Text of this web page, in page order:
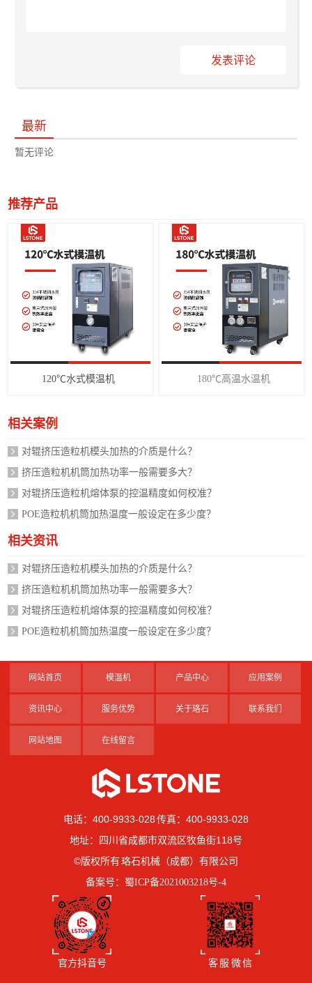
发表评论
最新
暂无评论
推荐产品
120℃水式模温机 180℃高温水温机
相关案例
对辊挤压造粒机模头加热的介质是什么？
挤压造粒机机筒加热功率一般需要多大？
对辊挤压造粒机熔体泵的控温精度如何校准？
POE造粒机机筒加热温度一般设定在多少度？
相关资讯
对辊挤压造粒机模头加热的介质是什么？
挤压造粒机机筒加热功率一般需要多大？
对辊挤压造粒机熔体泵的控温精度如何校准？
POE造粒机机筒加热温度一般设定在多少度？
网站首页 模温机 产品中心 应用案例
资讯中心 服务优势 关于珞石 联系我们
网站地图 在线留言
电话：400-9933-028 传真：400-9933-028
地址：四川省成都市双流区牧鱼街118号
©版权所有 珞石机械（成都）有限公司
备案号： 蜀ICP备2021003218号-4
官方抖音号 客 服 微 信